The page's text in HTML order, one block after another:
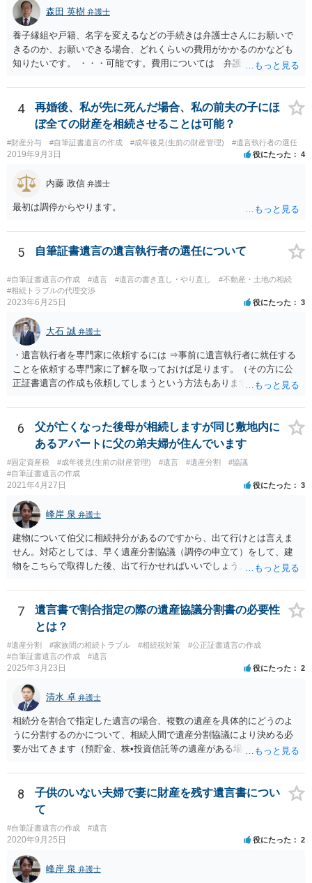
森田 英樹 弁護士
養子縁組や戸籍、名字を変えるなどの手続きは弁護士さんにお願いで
きるのか、お願いできる場合、どれくらいの費用がかかるのかなども
知りたいです。 ・・・可能です。費用については 弁護士と直接面談
ています。 やはり、成人した子のことまでごちゃごちゃ考えず、自分
の事だけ考えるべきなのでしょうか ・・・お子さんの事をまで含め良
い解決案があればお悩みになるのは当然と言えば当然のことです。 彼
と親子関係を結びたいと思っているが、名字は変えたくない・・・養
子縁組の必要があり 氏も変更することになります。 しかし 彼は成人
しているとは言え、自分の子と私の連れ子、全て平等にしたいと希
望。もちろん私もそうできればと思います。 ・・・婚姻前の契約 あ
るいは 遺言書などで その意思を実現する方法はあります。 弁護
士に相談してみてください。
4
再婚後、私が先に死んだ場合、私の前夫の子にほ
ぼ全ての財産を相続させることは可能？
#財産分与 #自筆証書遺言の作成 #成年後見(生前の財産管理) #遺言執行者の選任
2019年9月3日 役にたった 4
内藤 政信 弁護士
最初は調停からやります。
5 自筆証書遺言の遺言執行者の選任について
#自筆証書遺言の作成 #遺言 #遺言の書き直し・やり直し
#不動産・土地の相続
#相続トラブルの代理交渉
2023年6月25日 役にたった 3
大石 誠 弁護士
・遺言執行者を専門家に依頼するには ⇒事前に遺言執行者に就任する
ことを依頼する専門家に了解を取っておけば足ります。（その方に公
正証書遺言の作成も依頼してしまうという方法もあります） 事前に了
ません。 遺言執行者に就任し、遺言執行が完了したときの報酬だけ、
弁護士費用としてかかります。 ・亡くなった際に、法務局に預けた自
筆証書遺言の存在を親族がなかったものにされる可能性 ⇒自筆の遺言
書を法務局に保管した場合、死亡後、法務局に遺言書の有無を照会す
ることになりますので、「法務局に預けた自筆証書遺言の存在を親族
がなかったもの」にすることはできません。 存在をなかったものにす
がありえますが、その予防方法は、遺言者と面談してみないと判断が
難しいです。
6
父が亡くなった後母が相続しますが同じ敷地内に
あるアパートに父の弟夫婦が住んでいます
#固定資産税 #成年後見(生前の財産管理) #遺言 #遺産分割
#協議
#自筆証書遺言の作成
2021年4月27日 役にたった 3
峰岸 泉 弁護士
建物について伯父に相続持分があるのですから、出て行けとは言えま
せん。対応としては、早く遺産分割協議（調停の申立て）をして、建
物をこちらで取得した後、出て行かせればいいでしょう。 建物の固定
っていない部分については請求すればいいと思います。 なお、家賃に
ついては、お父様自身が遺産分割手続をしなかったのですから、あき
らめるしかないと思います。
7
遺言書で割合指定の際の遺産協議分割書の必要性
とは？
#遺産分割 #家族間の相続トラブル #相続税対策
#公正証書遺言の作成
#自筆証書遺言の作成
#遺言
2025年3月23日 役にたった 2
清水 卓 弁護士
相続分を割合で指定した遺言の場合、複数の遺産を具体的にどうのよ
うに分割するのかについて、相続人間で遺産分割協議により決める必
要が出てきます（預貯金、株•投資信託等の遺産がある場合に、どの遺
投資信託は他の相続人にというような分け方をするのか等について
は、相続人間で遺産分割協議により決める必要があります）。
8
子供のいない夫婦で妻に財産を残す遺言書につい
て
#自筆証書遺言の作成 #遺言
2020年9月25日 役にたった 2
峰岸 泉 弁護士